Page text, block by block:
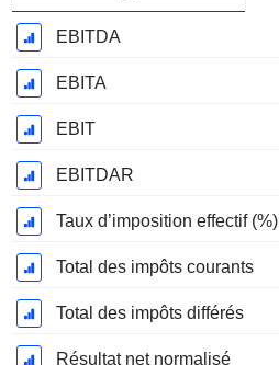
EBITDA
EBITA
EBIT
EBITDAR
Taux d’imposition effectif (%)
Total des impôts courants
Total des impôts différés
Résultat net normalisé